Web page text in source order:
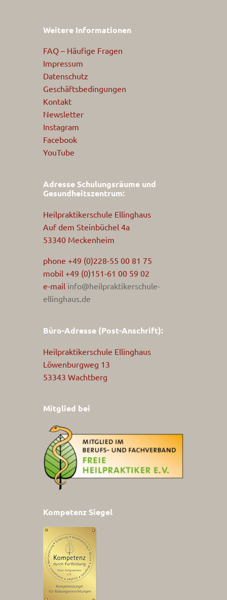
Weitere Informationen
FAQ – Häufige Fragen
Impressum
Datenschutz
Geschäftsbedingungen
Kontakt
Newsletter
Instagram
Facebook
YouTube
Adresse Schulungsräume und
Gesundheitszentrum:
Heilpraktikerschule Ellinghaus
Auf dem Steinbüchel 4a
53340 Meckenheim
phone +49 (0)228-55 00 81 75
mobil +49 (0)151-61 00 59 02
e-mail info@heilpraktikerschule-
ellinghaus.de
Büro-Adresse (Post-Anschrift):
Heilpraktikerschule Ellinghaus
Löwenburgweg 13
53343 Wachtberg
Mitglied bei
Kompetenz Siegel